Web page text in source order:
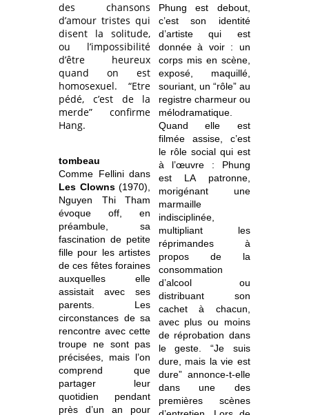
des chansons
d’amour tristes qui
disent la solitude,
ou l’impossibilité
d’être heureux
quand on est
homosexuel. “Etre
pédé, c’est de la
merde” confirme
Hang.
tombeau
Comme Fellini dans
Les Clowns(1970),
Nguyen Thi Tham
évoque off, en
préambule, sa
fascination de petite
fille pour les artistes
de ces fêtes foraines
auxquelles elle
assistait avec ses
parents. Les
circonstances de sa
rencontre avec cette
troupe ne sont pas
précisées, mais l’on
comprend que
partager leur
quotidien pendant
près d’un an pour
Phung est debout,
c’est son identité
d’artiste qui est
donnée à voir : un
corps mis en scène,
exposé, maquillé,
souriant, un “rôle” au
registre charmeur ou
mélodramatique.
Quand elle est
filmée assise, c’est
le rôle social qui est
à l’œuvre : Phung
est LA patronne,
morigénant une
marmaille
indisciplinée,
multipliant les
réprimandes à
propos de la
consommation
d’alcool ou
distribuant son
cachet à chacun,
avec plus ou moins
de réprobation dans
le geste. “Je suis
dure, mais la vie est
dure” annonce-t-elle
dans une des
premières scènes